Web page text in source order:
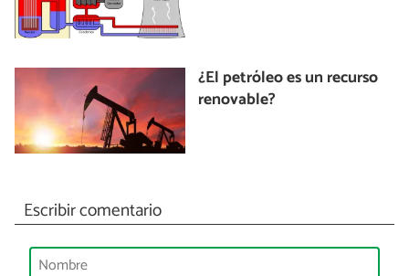
¿El petróleo es un recurso
renovable?
Escribir comentario